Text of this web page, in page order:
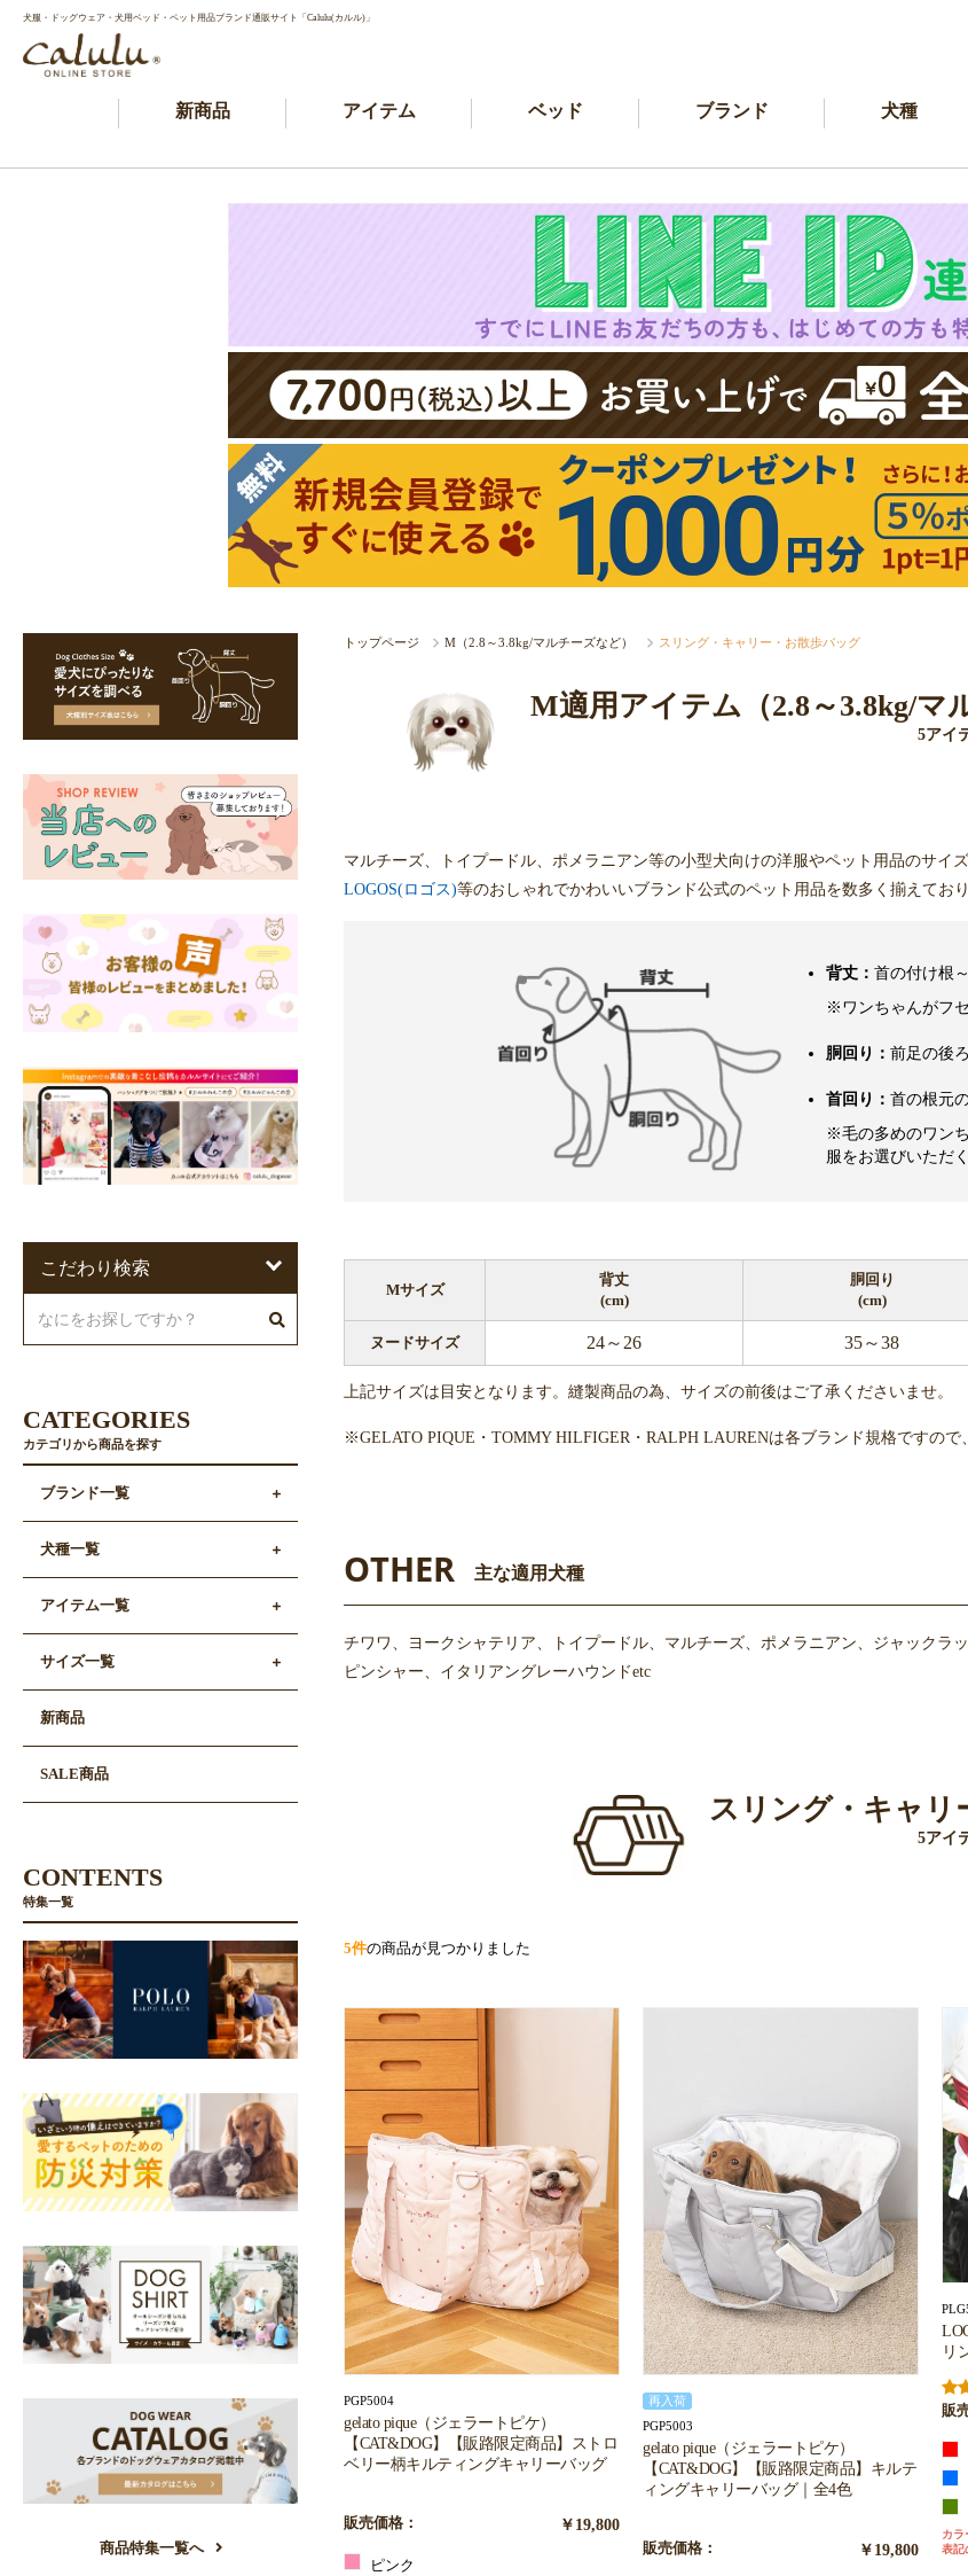
犬服・ドッグウェア・犬用ベッド・ペット用品ブランド通販サイト「Calulu(カルル)」
新商品 アイテム ベッド ブランド 犬種
トップページ M（2.8～3.8kg/マルチーズなど） スリング・キャリー・お散歩バッグ
M適用アイテム（2.8～3.8kg/マ
5アイ
マルチーズ、トイプードル、ポメラニアン等の小型犬向けの洋服やペット用品のサイズ
LOGOS(ロゴス)等のおしゃれでかわいいブランド公式のペット用品を数多く揃えており
背丈： 首の付け根
※ワンちゃんがフ
胴回り： 前足の後
首回り： 首の根元
※毛の多めのワン
服をお選びいただ
Mサイズ
背丈
(cm)
胴回り
(cm)
ヌードサイズ 24～26 35～38
上記サイズは目安となります。縫製商品の為、サイズの前後はご了承くださいませ。
※GELATO PIQUE・TOMMY HILFIGER・RALPH LAURENは各ブランド規格ですので
OTHER 主な適用犬種
チワワ、ヨークシャテリア、トイプードル、マルチーズ、ポメラニアン、ジャック
ピンシャー、イタリアングレーハウンドetc
スリング・キャリ
5アイ
5件の商品が見つかりました
PGP5004
gelato pique（ジェラートピケ）
【CAT&DOG】【販路限定商品】ストロ
ベリー柄キルティングキャリーバッグ
販売価格： ￥19,800
ピンク
再入荷
PGP5003
gelato pique（ジェラートピケ）
【CAT&DOG】【販路限定商品】キルテ
ィングキャリーバッグ｜全4色
販売価格： ￥19,800
リ
販
カラ
表記
お買い物を続ける カートへ進む
こだわり検索
CATEGORIES
カテゴリから商品を探す
ブランド一覧
犬種一覧
アイテム一覧
サイズ一覧
新商品
SALE商品
CONTENTS
特集一覧
商品特集一覧へ